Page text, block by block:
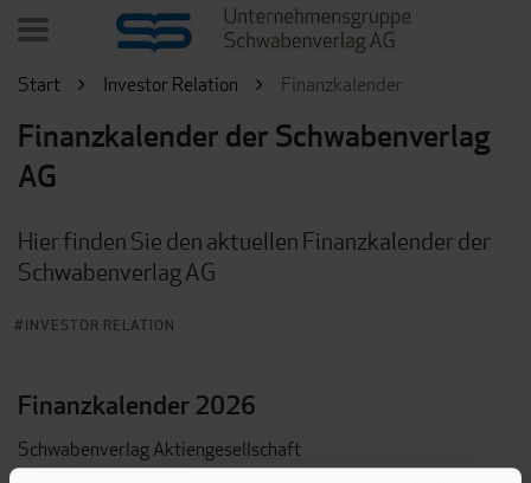
Start Investor Relation Finanzkalender
Finanzkalender der Schwabenverlag
AG
Hier finden Sie den aktuellen Finanzkalender der
Schwabenverlag AG
INVESTOR RELATION
Finanzkalender 2026
Schwabenverlag Aktiengesellschaft